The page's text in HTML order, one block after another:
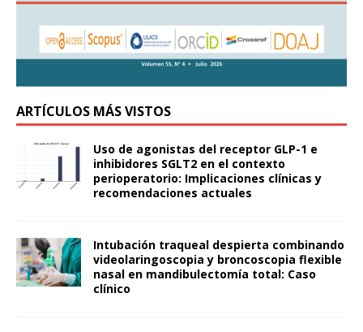
ARTÍCULOS MÁS VISTOS
Uso de agonistas del receptor GLP-1 e
inhibidores SGLT2 en el contexto
perioperatorio: Implicaciones clínicas y
recomendaciones actuales
Intubación traqueal despierta combinando
videolaringoscopia y broncoscopia flexible
nasal en mandibulectomía total: Caso
clínico